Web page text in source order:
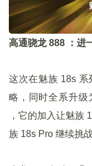
高通骁龙 888 ：进
这次在魅族 18s
略，同时全系升
，它的加入让魅族
族 18s Pro 继续挑